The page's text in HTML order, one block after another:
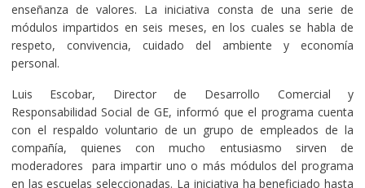
enseñanza de valores. La iniciativa consta de una serie de
módulos impartidos en seis meses, en los cuales se habla de
respeto, convivencia, cuidado del ambiente y economía
personal.
Luis Escobar, Director de Desarrollo Comercial y
Responsabilidad Social de GE, informó que el programa cuenta
con el respaldo voluntario de un grupo de empleados de la
compañía, quienes con mucho entusiasmo sirven de
moderadores para impartir uno o más módulos del programa
en las escuelas seleccionadas. La iniciativa ha beneficiado hasta